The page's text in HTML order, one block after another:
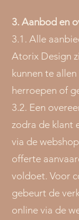
3. Aanbod en
3.1. Alle
Atorix Design
kunnen te
herroepen of
3.2. Een
zodra de klant
via de
offerte
voldoet. Voor
gebeurt de
online via de